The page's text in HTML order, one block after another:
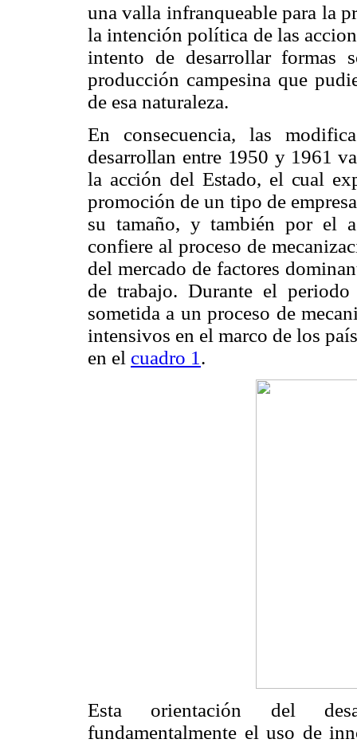
una valla infranqueable para la
la intención política de las
intento de desarrollar formas
producción campesina que
de esa naturaleza.
En consecuencia, las
desarrollan entre 1950 y 1961
la acción del Estado, el cual
promoción de un tipo de
su tamaño, y también por el
confiere al proceso de
del mercado de factores
de trabajo. Durante el
sometida a un proceso de
intensivos en el marco de los
en el cuadro 1 .
Esta orientación del
fundamentalmente el uso de